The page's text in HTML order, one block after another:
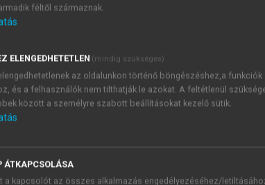
Kérek értesítést a MeRSZ
Kérek értesítést az
féltől származnak.
ELENGEDHETETLEN (mindig szükséges)
az oldalunkon történő böngészéshez,a funkciók
és a felhasználók nem tilthatják le azokat. A feltétlenül
között a személyre szabott beállításokat kezelő sütik.
ÁTKAPCSOLÁSA
a kapcsolót az összes alkalmazás engedélyezéséhez/